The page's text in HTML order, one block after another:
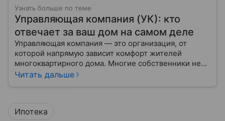
Узнать больше по теме
Управляющая компания (УК): кто
отвечает за ваш дом на самом деле
Управляющая компания — это организация, от
которой напрямую зависит комфорт жителей
многоквартирного дома. Многие собственники не
до конца понимают, какие именно услуги УК
Читать дальше
Ипотека